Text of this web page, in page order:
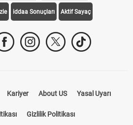
iddaa Sonuçları Aktif Sayaç
Kariyer About US Yasal Uyarı
Gizlilik Politikası